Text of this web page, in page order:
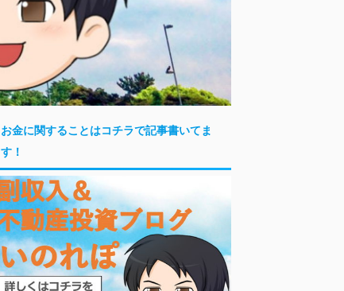
お金に関することはコチラで記事書いてま
す！